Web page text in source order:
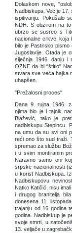
Dolaskom nove,
Nadbiskupa. Već je
ispitivanju. Pokušalo
NDH. S obzirom na
ubrzo se susreo s
nacionalne crkve, koja
bilo je Pastirsko pismo
Jugoslavije. Otada je
siječnja 1946. danju i
OZNE da bi "štitio"
stvara sve veća hajka
uhapšen.
"Prežalosni proces"
Dana 9. rujna 1946.
njima bio je i tajnik
Blažević, tako je
nadbiskupu Stepincu.
na umu da su svi oni
reći ono što sud traži.
spremao za službu
i u svim montiranim
Naravno samo oni
srpske nacionalnosti
u korist Nadbiskupa.
Nadbiskupovu
Natko Katičić, nisu
i drugog branitelja
donesena 11.
trajanju od 16 godina
godina. Nadbiskup je
svoje smrti, u
13. veljače u